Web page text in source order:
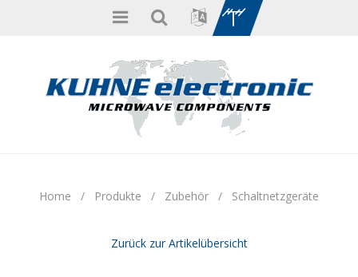
Home / Produkte / Zubehör / Schaltnetzgeräte
Zurück zur Artikelübersicht